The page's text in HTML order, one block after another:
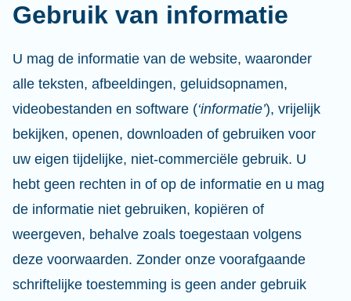
Gebruik van informatie
U mag de informatie van de website, waaronder
alle teksten, afbeeldingen, geluidsopnamen,
videobestanden en software (‘informatie’), vrijelijk
bekijken, openen, downloaden of gebruiken voor
uw eigen tijdelijke, niet-commerciële gebruik. U
hebt geen rechten in of op de informatie en u mag
de informatie niet gebruiken, kopiëren of
weergeven, behalve zoals toegestaan volgens
deze voorwaarden. Zonder onze voorafgaande
schriftelijke toestemming is geen ander gebruik